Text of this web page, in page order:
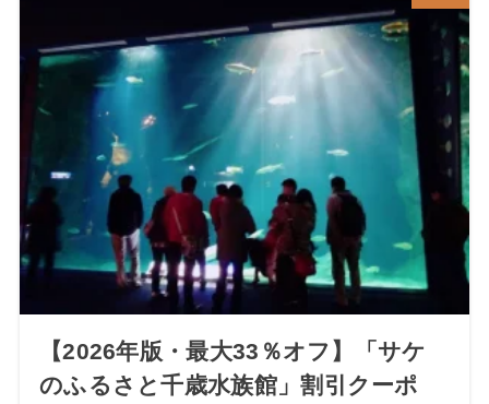
【2026年版・最大33％オフ】「サケ
のふるさと千歳水族館」割引クーポ